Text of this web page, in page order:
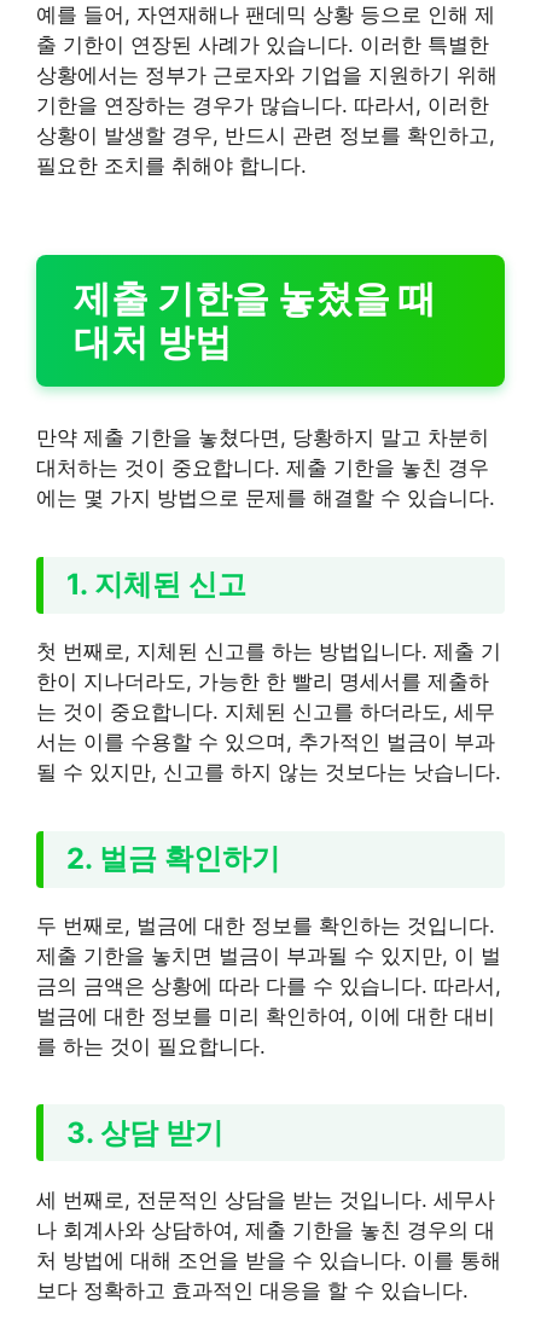
예를 들어, 자연재해나 팬데믹 상황 등으로 인해 제
출 기한이 연장된 사례가 있습니다. 이러한 특별한
상황에서는 정부가 근로자와 기업을 지원하기 위해
기한을 연장하는 경우가 많습니다. 따라서, 이러한
상황이 발생할 경우, 반드시 관련 정보를 확인하고,
필요한 조치를 취해야 합니다.
제출 기한을 놓쳤을 때
대처 방법
만약 제출 기한을 놓쳤다면, 당황하지 말고 차분히
대처하는 것이 중요합니다. 제출 기한을 놓친 경우
에는 몇 가지 방법으로 문제를 해결할 수 있습니다.
1. 지체된 신고
첫 번째로, 지체된 신고를 하는 방법입니다. 제출 기
한이 지나더라도, 가능한 한 빨리 명세서를 제출하
는 것이 중요합니다. 지체된 신고를 하더라도, 세무
서는 이를 수용할 수 있으며, 추가적인 벌금이 부과
될 수 있지만, 신고를 하지 않는 것보다는 낫습니다.
2. 벌금 확인하기
두 번째로, 벌금에 대한 정보를 확인하는 것입니다.
제출 기한을 놓치면 벌금이 부과될 수 있지만, 이 벌
금의 금액은 상황에 따라 다를 수 있습니다. 따라서,
벌금에 대한 정보를 미리 확인하여, 이에 대한 대비
를 하는 것이 필요합니다.
3. 상담 받기
세 번째로, 전문적인 상담을 받는 것입니다. 세무사
나 회계사와 상담하여, 제출 기한을 놓친 경우의 대
처 방법에 대해 조언을 받을 수 있습니다. 이를 통해
보다 정확하고 효과적인 대응을 할 수 있습니다.